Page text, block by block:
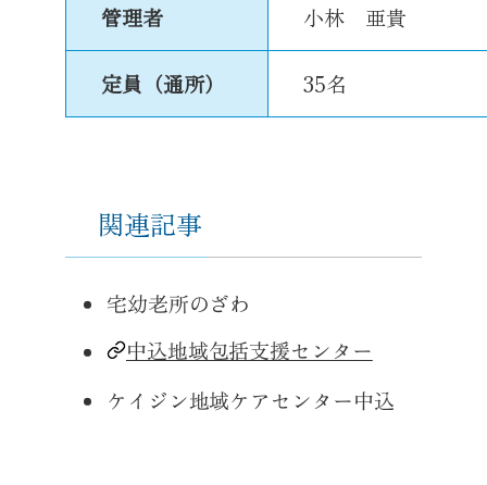
管理者 小林 亜貴
定員（通所） 35名
関連記事
宅幼老所のざわ
中込地域包括支援センター
ケイジン地域ケアセンター中込